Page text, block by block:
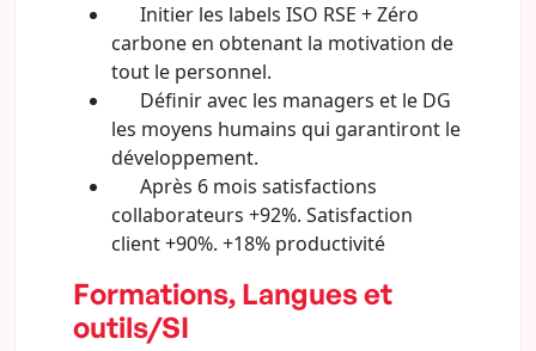
Initier les labels ISO RSE + Zéro
carbone en obtenant la motivation de
tout le personnel.
Définir avec les managers et le DG
les moyens humains qui garantiront le
développement.
Après 6 mois satisfactions
collaborateurs +92%. Satisfaction
client +90%. +18% productivité
Formations, Langues et
outils/SI